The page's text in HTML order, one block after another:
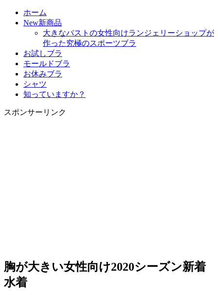
ホーム
New新商品
大きなバストの女性向けランジェリーショップが
作った究極のスポーツブラ
お試しブラ
モールドブラ
お休みブラ
シャツ
知っていますか？
スポンサーリンク
胸が大きい女性向け2020シーズン新着
水着